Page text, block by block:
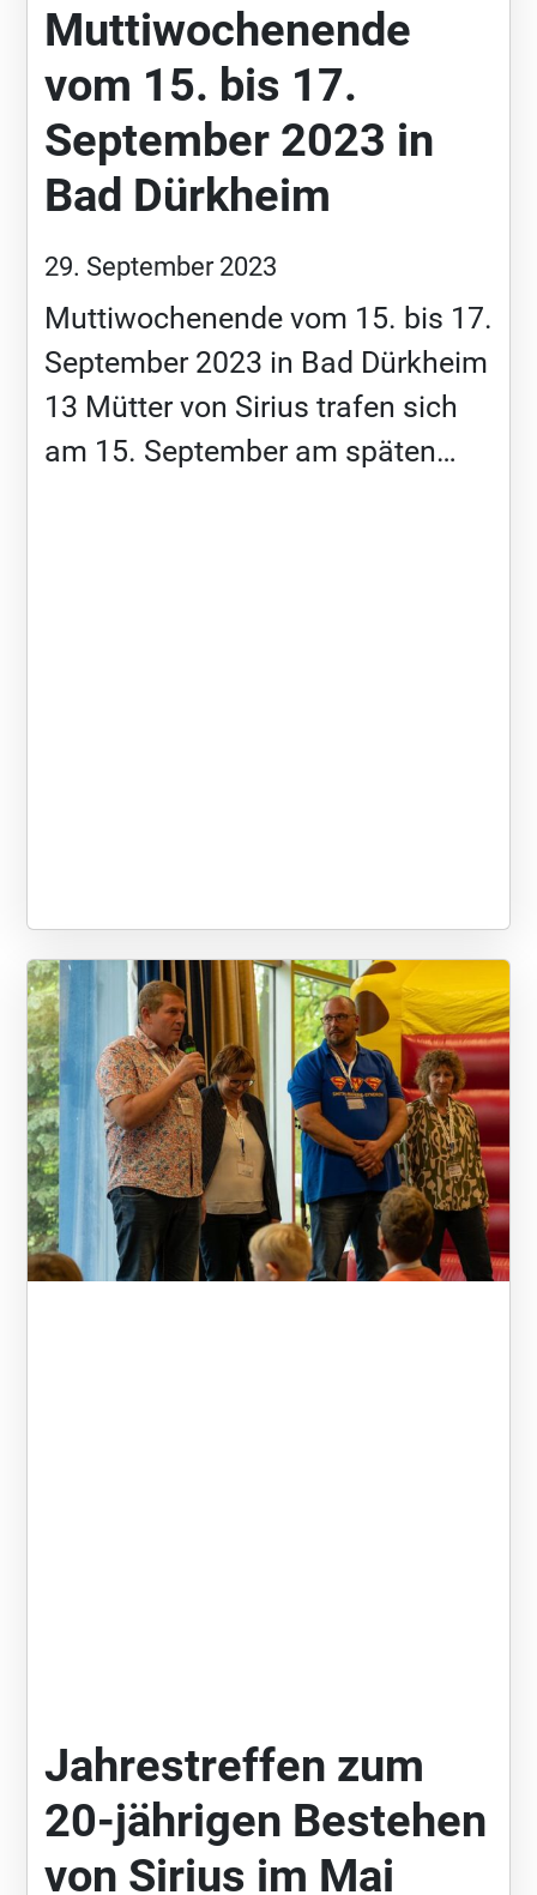
Muttiwochenende
vom 15. bis 17.
September 2023 in
Bad Dürkheim
29. September 2023
Muttiwochenende vom 15. bis 17.
September 2023 in Bad Dürkheim
13 Mütter von Sirius trafen sich
am 15. September am späten
Jahrestreffen zum
20-jährigen Bestehen
von Sirius im Mai